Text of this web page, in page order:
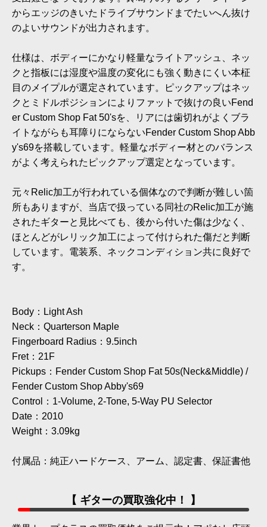
からエッジのきいたドライブサウンドまでたいへん抜け
のよいサウンドが出力されます。
仕様は、ボディーにかなり軽量なライトアッシュ、ネッ
クと指板には湿度や温度の変化にも強く動きにくい本柾
目のメイプルが選定されています。ピックアップはネッ
クとミドルポジションによりファットで抜けの良いFend
er Custom Shop Fat 50'sを、リアには歯切れがよくブラ
イトながらも耳障りにならないFender Custom Shop Abb
y's69を搭載しています。軽量なボディー材とのバランス
がよく考えられたピックアップ選定となっています。
元々Relic加工が行われている個体なので判断が難しい箇
所もありますが、当店で扱っている同社のRelic加工が施
されたギターと見比べても、後から付いた傷は少なく、
ほとんどがレリック加工によって付けられた傷だと判断
しています。電装系、ネックコンディション共に良好で
す。
Body：Light Ash
Neck：Quarterson Maple
Fingerboard Radius：9.5inch
Fret：21F
Pickups：Fender Custom Shop Fat 50s(Neck&Middle) /
Fender Custom Shop Abby's69
Control：1-Volume, 2-Tone, 5-Way PU Selector
Date：2010
Weight：3.09kg
付属品：純正ハードケース、アーム、認定書、保証書他
【 ギターの買取強化中！ 】